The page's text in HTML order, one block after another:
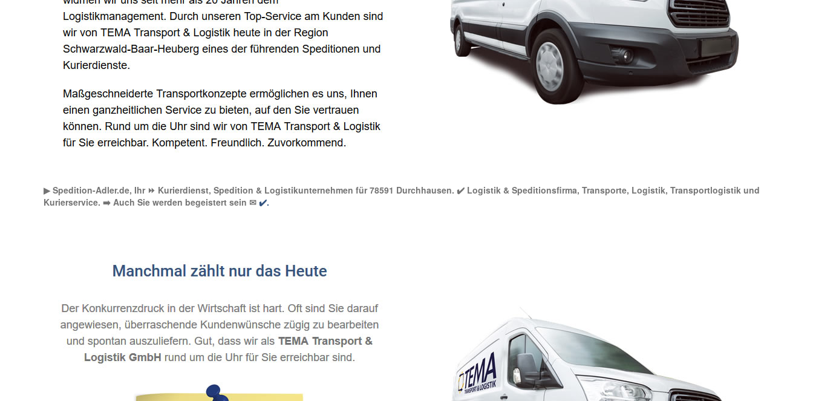
▶︎ Spedition-Adler.de, Ihr ⏩ Kurierdienst, Spedition & Logistikunternehmen für 78591 Durchhausen. ✔️ Logistik & Speditionsfirma, Transporte, Logistik, Transportlogistik und
Kurierservice. ➡️ Auch Sie werden begeistert sein ✉ ✔️.